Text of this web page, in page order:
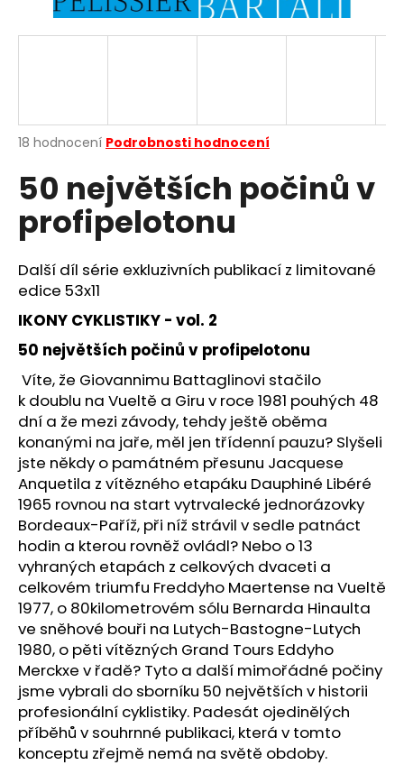
Průměrné
produktu
je
5
hvězdiček.
18 hodnocení Podrobnosti hodnocení
50 největších počinů v
profipelotonu
Další díl série exkluzivních publikací z limitované
edice 53x11
IKONY CYKLISTIKY - vol. 2
50 největších počinů v profipelotonu
Víte, že Giovannimu Battaglinovi stačilo
k doublu na Vueltě a Giru v roce 1981 pouhých 48
dní a že mezi závody, tehdy ještě oběma
konanými na jaře, měl jen třídenní pauzu? Slyšeli
jste někdy o památném přesunu Jacquese
Anquetila z vítězného etapáku Dauphiné Libéré
1965 rovnou na start vytrvalecké jednorázovky
Bordeaux-Paříž, při níž strávil v sedle patnáct
hodin a kterou rovněž ovládl? Nebo o 13
vyhraných etapách z celkových dvaceti a
celkovém triumfu Freddyho Maertense na Vueltě
1977, o 80kilometrovém sólu Bernarda Hinaulta
ve sněhové bouři na Lutych-Bastogne-Lutych
1980, o pěti vítězných Grand Tours Eddyho
Merckxe v řadě? Tyto a další mimořádné počiny
jsme vybrali do sborníku 50 největších v historii
profesionální cyklistiky. Padesát ojedinělých
příběhů v souhrnné publikaci, která v tomto
konceptu zřejmě nemá na světě obdoby.
j
?
HLEDAT
D
p
o
u
č
u
j
e
m
e
53X11
02-
2026
129
Kč